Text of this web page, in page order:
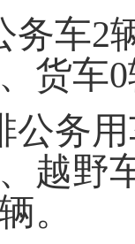
务车2
货车0
公务
越野
。